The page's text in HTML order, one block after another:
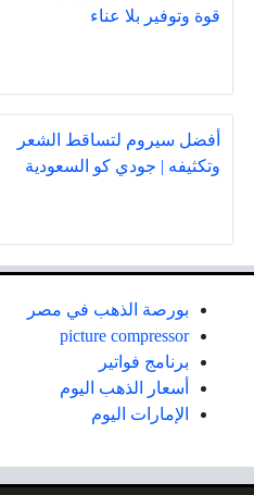
قوة وتوفير بلا عناء
أفضل سيروم لتساقط الشعر
وتكثيفه | جودي كو السعودية
بورصة الذهب في مصر
picture compressor
برنامج فواتير
أسعار الذهب اليوم
الإمارات اليوم